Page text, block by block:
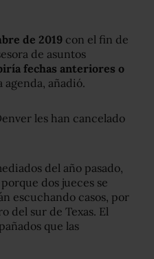
de 2019 con el fin de
de asuntos
fechas anteriores o
agenda, añadió.
les han cancelado
del año pasado,
dos jueces se
escuchando casos, por
del sur de Texas. El
que las